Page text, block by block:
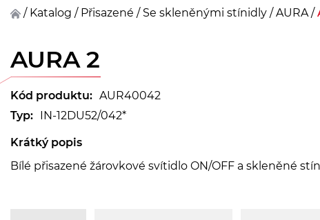
/ Katalog / přisazené / Se skleněnými stínidly / AURA/
AURA 2
Kód produktu: AUR40042
Typ: IN-12DU52/042*
Krátký popis
Bílé přisazené žárovkové svítidlo ON/OFF a skleněné